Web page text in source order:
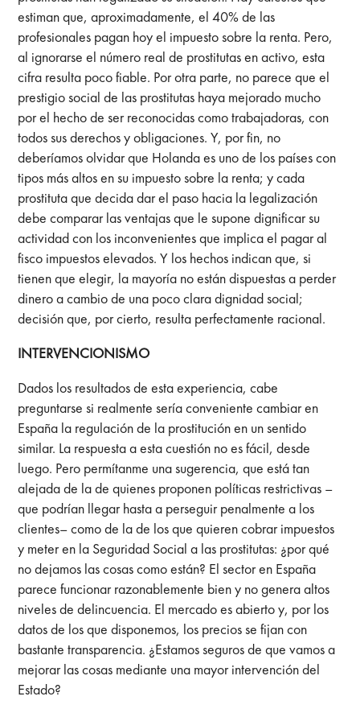
estiman que, aproximadamente, el 40% de las
profesionales pagan hoy el impuesto sobre la renta. Pero,
al ignorarse el número real de prostitutas en activo, esta
cifra resulta poco fiable. Por otra parte, no parece que el
prestigio social de las prostitutas haya mejorado mucho
por el hecho de ser reconocidas como trabajadoras, con
todos sus derechos y obligaciones. Y, por fin, no
deberíamos olvidar que Holanda es uno de los países con
tipos más altos en su impuesto sobre la renta; y cada
prostituta que decida dar el paso hacia la legalización
debe comparar las ventajas que le supone dignificar su
actividad con los inconvenientes que implica el pagar al
fisco impuestos elevados. Y los hechos indican que, si
tienen que elegir, la mayoría no están dispuestas a perder
dinero a cambio de una poco clara dignidad social;
decisión que, por cierto, resulta perfectamente racional.
INTERVENCIONISMO
Dados los resultados de esta experiencia, cabe
preguntarse si realmente sería conveniente cambiar en
España la regulación de la prostitución en un sentido
similar. La respuesta a esta cuestión no es fácil, desde
luego. Pero permítanme una sugerencia, que está tan
alejada de la de quienes proponen políticas restrictivas –
que podrían llegar hasta a perseguir penalmente a los
clientes– como de la de los que quieren cobrar impuestos
y meter en la Seguridad Social a las prostitutas: ¿por qué
no dejamos las cosas como están? El sector en España
parece funcionar razonablemente bien y no genera altos
niveles de delincuencia. El mercado es abierto y, por los
datos de los que disponemos, los precios se fijan con
bastante transparencia. ¿Estamos seguros de que vamos a
mejorar las cosas mediante una mayor intervención del
Estado?